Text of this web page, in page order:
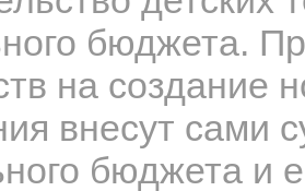
бюджета.
на создание
внесут сами
бюджета и